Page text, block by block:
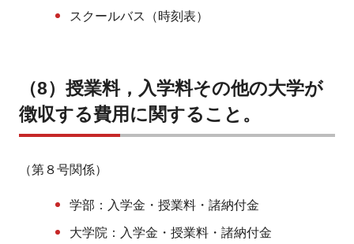
スクールバス（時刻表）
（8）授業料，入学料その他の大学が
徴収する費用に関すること。
（第８号関係）
学部：入学金・授業料・諸納付金
大学院：入学金・授業料・諸納付金